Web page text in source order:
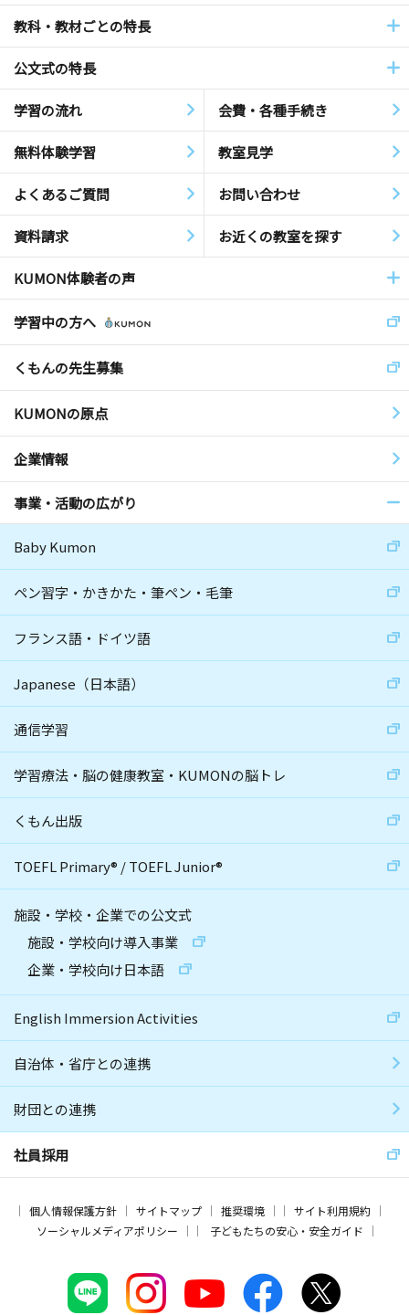
教科・教材ごとの特長
公文式の特長
学習の流れ 会費・各種手続き
無料体験学習 教室見学
よくあるご質問 お問い合わせ
資料請求 お近くの教室を探す
KUMON体験者の声
学習中の方へ
くもんの先生募集
KUMONの原点
企業情報
事業・活動の広がり
Baby Kumon
ペン習字・かきかた・筆ペン・毛筆
フランス語・ドイツ語
Japanese（日本語）
通信学習
学習療法・脳の健康教室・KUMONの脳トレ
くもん出版
TOEFL Primary® /TOEFL Junior®
施設・学校・企業での公文式
施設・学校向け導入事業
企業・学校向け日本語
English Immersion Activities
自治体・省庁との連携
財団との連携
社員採用
個人情報保護方針 サイトマップ 推奨環境
サイト利用規約
ソーシャルメディアポリシー
子どもたちの安心・安全ガイド